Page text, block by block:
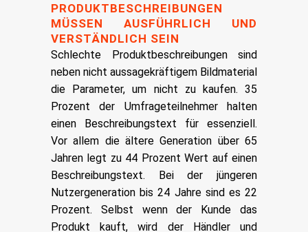
PRODUKTBESCHREIBUNGEN
MÜSSEN AUSFÜHRLICH UND
VERSTÄNDLICH SEIN
Schlechte Produktbeschreibungen sind
neben nicht aussagekräftigem Bildmaterial
die Parameter, um nicht zu kaufen. 35
Prozent der Umfrageteilnehmer halten
einen Beschreibungstext für essenziell.
Vor allem die ältere Generation über 65
Jahren legt zu 44 Prozent Wert auf einen
Beschreibungstext. Bei der jüngeren
Nutzergeneration bis 24 Jahre sind es 22
Prozent. Selbst wenn der Kunde das
Produkt kauft, wird der Händler und